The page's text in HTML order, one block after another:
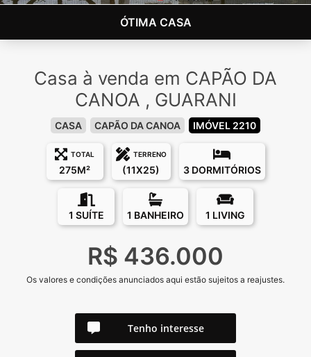
ÓTIMA CASA
Casa à venda em CAPÃO DA
CANOA , GUARANI
CASA CAPÃO DA CANOA IMÓVEL 2210
TOTAL
275M²
TERRENO
(11X25) 3 DORMITÓRIOS
1 SUÍTE 1 BANHEIRO 1 LIVING
R$ 436.000
Os valores e condições anunciados aqui estão sujeitos a reajustes.
Tenho interesse